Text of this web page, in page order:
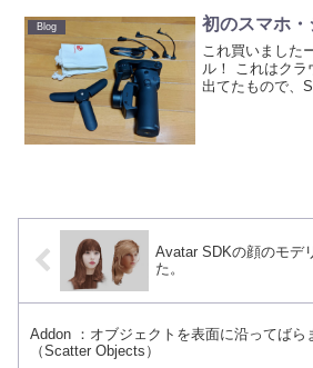
して出力すれば
せ...
Blog 初のスマホ・
これ買いました
ル！ これはク
出てたもので、
Avatar SDKの顔のモデ
た。
Addon ：オブジェクトを表面に沿ってばら
（Scatter Objects）